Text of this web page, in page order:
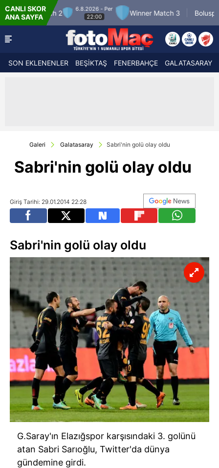
CANLI SKOR
ANA SAYFA
- Per
Winner Match 3 Boluspor
7.8.2026 - Cum
21:30
SON EKLENENLER BEŞİKTAŞ FENERBAHÇE GALATASARAY
Galeri Galatasaray Sabri'nin golü olay oldu
Sabri'nin golü olay oldu
Giriş Tarihi: 29.01.2014 22:28
Sabri'nin golü olay oldu
G.Saray'ın Elazığspor karşısındaki 3. golünü
atan Sabri Sarıoğlu, Twitter'da dünya
gündemine girdi.